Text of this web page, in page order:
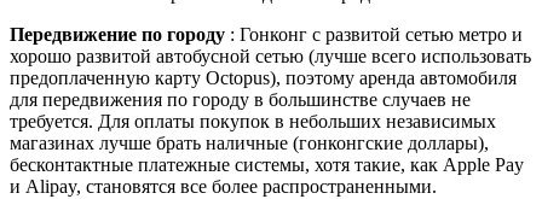
Передвижение по городу : Гонконг с развитой сетью метро и
хорошо развитой автобусной сетью (лучше всего использовать
предоплаченную карту Octopus), поэтому аренда автомобиля
для передвижения по городу в большинстве случаев не
требуется. Для оплаты покупок в небольших независимых
магазинах лучше брать наличные (гонконгские доллары),
бесконтактные платежные системы, хотя такие, как Apple Pay
и Alipay, становятся все более распространенными.